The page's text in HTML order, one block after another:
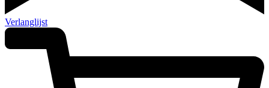
Verlanglijst